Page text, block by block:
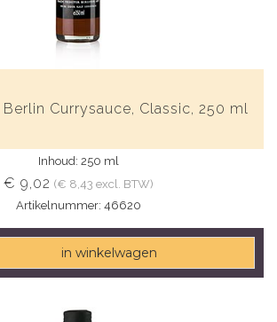
Currysauce, Classic, 250 ml
Inhoud: 250 ml
€ 9,02 (€ 8,43 excl. BTW)
Artikelnummer: 46620
in winkelwagen